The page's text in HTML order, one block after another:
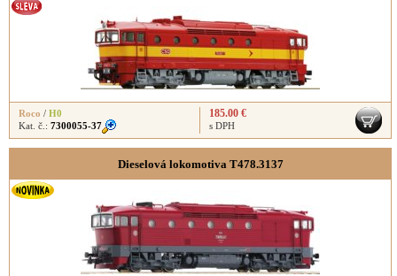
Roco / H0
Kat. č.: 7300055-37
185.00 €
s DPH
Dieselová lokomotiva T478.3137